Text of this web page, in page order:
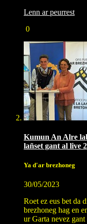
Lenn ar peurrest
0
Kumun An Alre
lañset gant al live 2
Ya d'ar brezhoneg
30/05/2023
Roet ez eus bet da
brezhoneg hag en
ur Garta nevez gant